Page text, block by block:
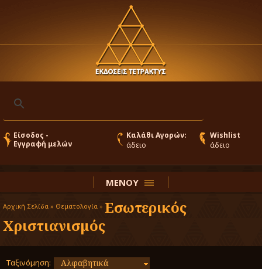
Είσοδος -
Εγγραφή μελών
Καλάθι Αγορών:
άδειο
Wishlist
άδειο
ΜΕΝΟΥ
Αρχική Σελίδα » Θεματολογία » Εσωτερικός
Χριστιανισμός
Ταξινόμηση: Αλφαβητικά